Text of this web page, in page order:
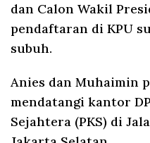
dan Calon Wakil
pendaftaran di KPU
subuh.
Anies dan Muhaimin
mendatangi kantor
Sejahtera (PKS) di